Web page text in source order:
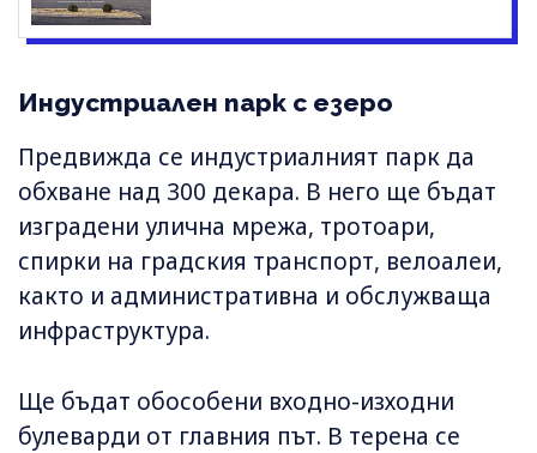
Индустриален парк с езеро
Предвижда се индустриалният парк да
обхване над 300 декара. В него ще бъдат
изградени улична мрежа, тротоари,
спирки на градския транспорт, велоалеи,
както и административна и обслужваща
инфраструктура.
Ще бъдат обособени входно-изходни
булеварди от главния път. В терена се